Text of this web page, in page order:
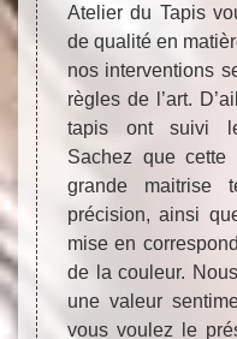
Atelier du Tapis
de qualité en
nos interventions
règles de l’art.
tapis ont suivi
Sachez que cette
grande maitrise
précision, ainsi
mise en
de la couleur.
une valeur
vous voulez le